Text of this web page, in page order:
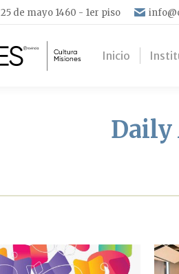
25 de mayo 1460 - 1er piso
Inicio
Daily